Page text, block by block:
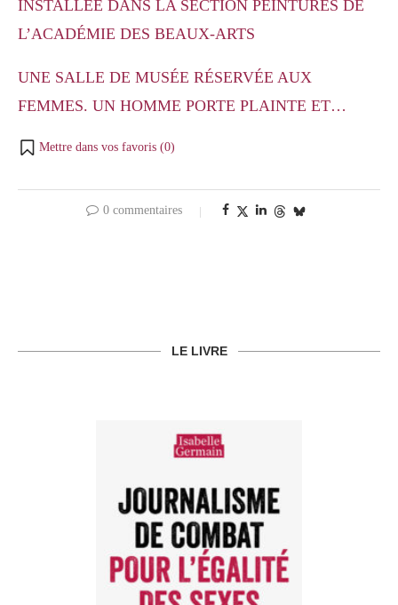
INSTALLÉE DANS LA SECTION PEINTURES DE
L’ACADÉMIE DES BEAUX-ARTS
UNE SALLE DE MUSÉE RÉSERVÉE AUX
FEMMES. UN HOMME PORTE PLAINTE ET…
Mettre dans vos favoris (0)
0 commentaires
LE LIVRE